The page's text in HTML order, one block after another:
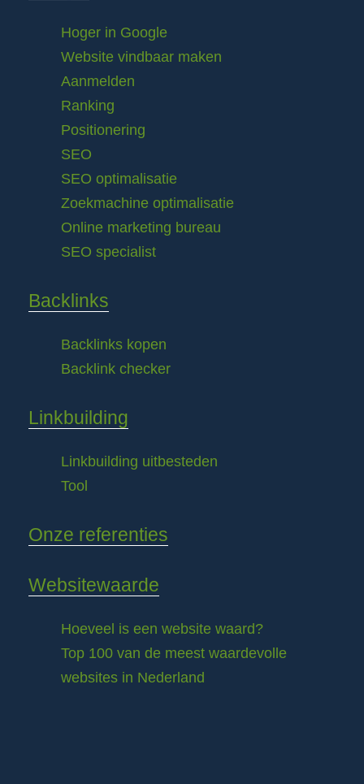
Hoger in Google
Website vindbaar maken
Aanmelden
Ranking
Positionering
SEO
SEO optimalisatie
Zoekmachine optimalisatie
Online marketing bureau
SEO specialist
Backlinks
Backlinks kopen
Backlink checker
Linkbuilding
Linkbuilding uitbesteden
Tool
Onze referenties
Websitewaarde
Hoeveel is een website waard?
Top 100 van de meest waardevolle
websites in Nederland